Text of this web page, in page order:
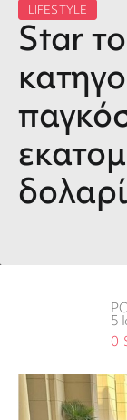
LIFESTYLE
Star
5
0